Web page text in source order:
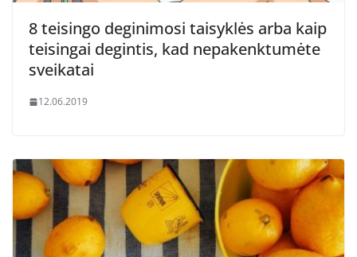
8 teisingo deginimosi taisyklės arba kaip
teisingai degintis, kad nepakenktumėte
sveikatai
12.06.2019